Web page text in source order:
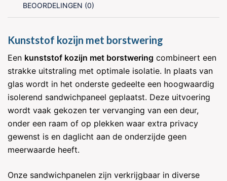
BEOORDELINGEN (0)
Kunststof kozijn met borstwering
Een kunststof kozijn met borstwering combineert een
strakke uitstraling met optimale isolatie. In plaats van
glas wordt in het onderste gedeelte een hoogwaardig
isolerend sandwichpaneel geplaatst. Deze uitvoering
wordt vaak gekozen ter vervanging van een deur,
onder een raam of op plekken waar extra privacy
gewenst is en daglicht aan de onderzijde geen
meerwaarde heeft.
Onze sandwichpanelen zijn verkrijgbaar in diverse